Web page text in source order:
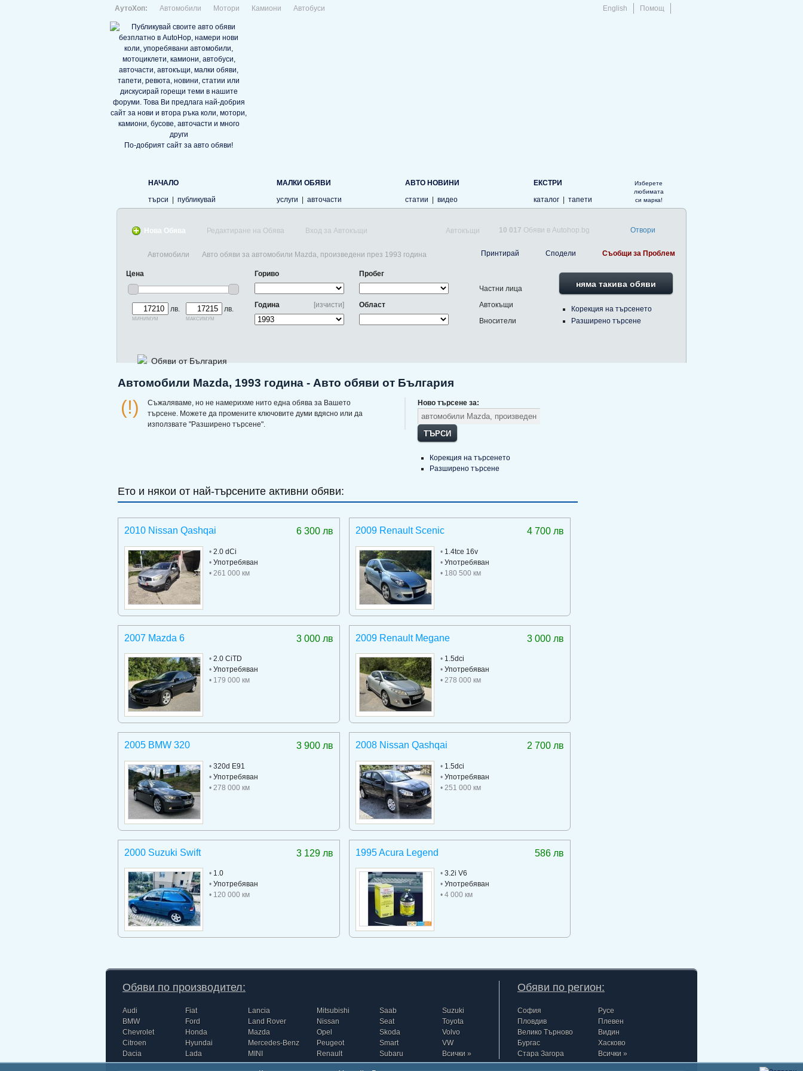
English Помощ
АутоХоп: Автомобили Мотори Камиони Автобуси
По-добрият сайт за авто обяви!
НАЧАЛО
търси
публикувай
МАЛКИ ОБЯВИ
услуги
авточасти
АВТО НОВИНИ
статии
видео
ЕКСТРИ
каталог
тапети
Изберете
любимата
си марка!
Нова Обява Редактиране на Обява Вход за Автокъщи Автокъщи 10 017 Обяви в Autohop.bg Отвори
Принтирай Сподели Съобщи за Проблем
Автомобили Авто обяви за автомобили Mazda, произведени през 1993 година
Цена
лв.
минимум
лв.
максимум
Гориво
[изчисти]
Година
Пробег
Област
Частни лица
Автокъщи
Вносители
няма такива обяви
Корекция на търсенето
Разширено търсене
Обяви от България
Автомобили Mazda, 1993 година - Авто обяви от България
(!)
Съжаляваме, но не намерихме нито една обява за Вашето
търсене. Можете да промените ключовите думи вдясно или да
използвате "Разширено търсене".
Ново търсене за:
ТЪРСИ
Корекция на търсенето
Разширено търсене
Ето и някои от най-търсените активни обяви:
6 300 лв
2010 Nissan Qashqai
• 2.0 dCi
• Употребяван
• 261 000 км
4 700 лв
2009 Renault Scenic
•1.4tce 16v
•Употребяван
• 180 500 км
3 000 лв
2007 Mazda 6
• 2.0 CiTD
• Употребяван
• 179 000 км
3 000 лв
2009 Renault Megane
•1.5dci
•Употребяван
• 278 000 км
3 900 лв
2005 BMW 320
• 320d E91
• Употребяван
• 278 000 км
2 700 лв
2008 Nissan Qashqai
•1.5dci
•Употребяван
• 251 000 км
3 129 лв
2000 Suzuki Swift
• 1.0
• Употребяван
• 120 000 км
586 лв
1995 Acura Legend
•3.2i V6
•Употребяван
• 4 000 км
Обяви по производител:
Audi
BMW
Chevrolet
Citroen
Dacia
Fiat
Ford
Honda
Hyundai
Lada
Lancia
Land Rover
Mazda
Mercedes-Benz
MINI
Mitsubishi
Nissan
Opel
Peugeot
Renault
Saab
Seat
Skoda
Smart
Subaru
Suzuki
Toyota
Volvo
VW
Всички »
Обяви по регион:
София
Пловдив
Велико Търново
Бургас
Стара Загора
Русе
Плевен
Видин
Хасково
Всички »